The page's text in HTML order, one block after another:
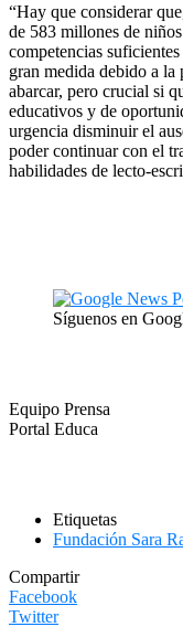
“Hay que considerar
de 583 millones de
competencias
gran medida debido a
abarcar, pero crucial si
educativos y de
urgencia disminuir el
poder continuar con el
habilidades de lecto-
Síguenos en
Equipo Prensa
Portal Educa
Etiquetas
Fundación Sara
Compartir
Facebook
Twitter